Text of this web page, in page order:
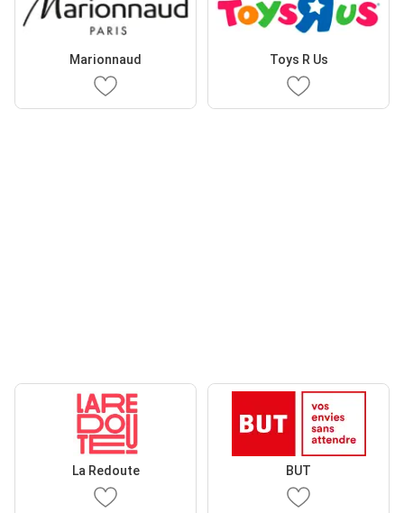
Marionnaud Toys R Us
La Redoute BUT